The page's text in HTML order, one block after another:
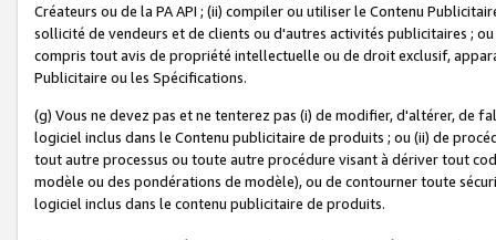
Créateurs ou de la PA API ; (ii) compiler ou utiliser le Contenu
sollicité de vendeurs et de clients ou d'autres activités publicitaires ;
compris tout avis de propriété intellectuelle ou de droit exclusif,
Publicitaire ou les Spécifications.
(g) Vous ne devez pas et ne tenterez pas (i) de modifier, d'altérer, de
logiciel inclus dans le Contenu publicitaire de produits ; ou (ii) de
tout autre processus ou toute autre procédure visant à dériver tout
modèle ou des pondérations de modèle), ou de contourner toute
logiciel inclus dans le contenu publicitaire de produits.